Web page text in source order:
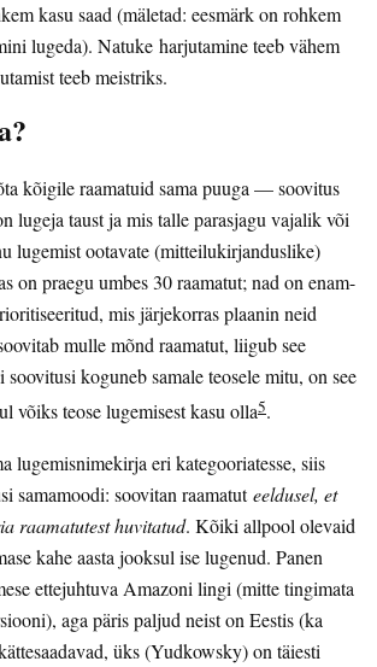
kasu saad (mäletad: eesmärk on rohkem
lugeda). Natuke harjutamine teeb vähem
teeb meistriks.
kõigile raamatuid sama puuga — soovitus
lugeja taust ja mis talle parasjagu vajalik või
lugemist ootavate (mitteilukirjanduslike)
on praegu umbes 30 raamatut; nad on enam-
mis järjekorras plaanin neid
mulle mõnd raamatut, liigub see
koguneb samale teosele mitu, on see
võiks teose lugemisest kasu olla5.
lugemisnimekirja eri kategooriatesse, siis
samamoodi: soovitan raamatuteeldusel, et
raamatutest huvitatud. Kõiki allpool olevaid
kahe aasta jooksul ise lugenud. Panen
ettejuhtuva Amazoni lingi (mitte tingimata
aga päris paljud neist on Eestis (ka
üks (Yudkowsky) on täiesti